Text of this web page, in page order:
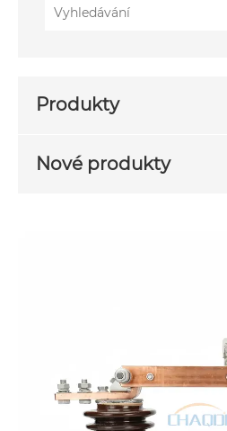
Produkty
Nové produkty